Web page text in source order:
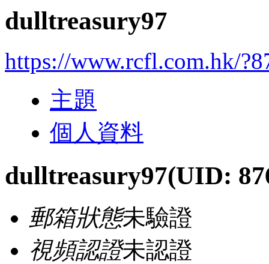
dulltreasury97
https://www.rcfl.com.hk/
主題
個人資料
dulltreasury97(UID:
郵箱狀態未驗證
視頻認證未認證